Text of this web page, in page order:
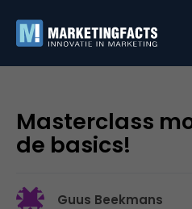
Masterclass
de basics!
Guus Beekmans